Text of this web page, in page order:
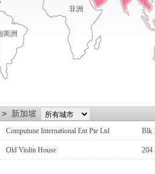
> 新加坡
Computune International Ent Pte Ltd Blk
Old Violin House 204